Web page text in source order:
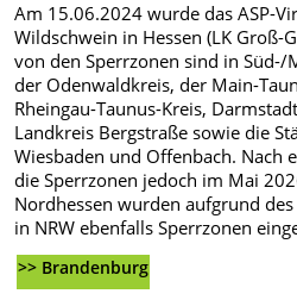
Am 15.06.2024 wurde das ASP-
Wildschwein in Hessen (LK Groß-
von den Sperrzonen sind in
der Odenwaldkreis, der Main-
Rheingau-Taunus-Kreis,
Landkreis Bergstraße sowie die
Wiesbaden und Offenbach.
die Sperrzonen jedoch im Mai
Nordhessen wurden aufgrund
in NRW ebenfalls Sperrzonen
>> Brandenburg